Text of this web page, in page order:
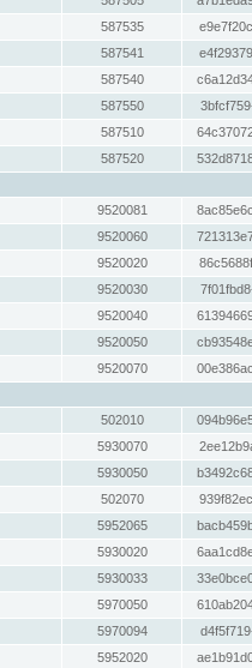
587535
587541
587540
587550
587510
587520
9520081
9520060
9520020
9520030
9520040
9520050
9520070
502010
5930070
5930050
502070
5952065
5930020
5930033
5970050
5970094
5952020